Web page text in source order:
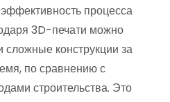
процесса
3D-печати можно
сложные конструкции за
по сравнению с
строительства. Это